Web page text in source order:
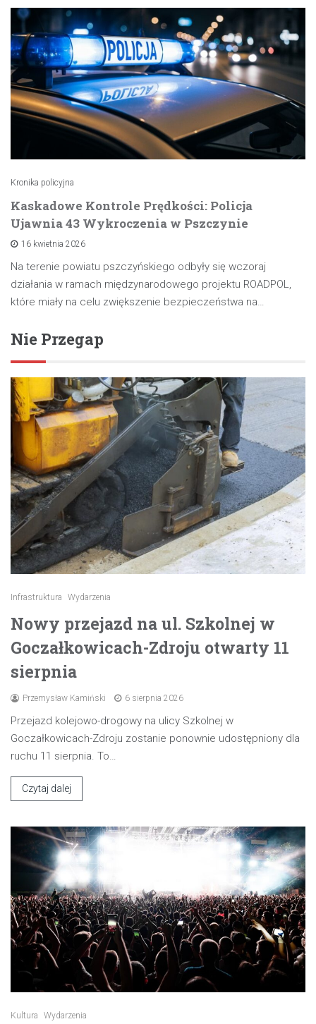
Kronika policyjna
Kaskadowe Kontrole Prędkości: Policja
Ujawnia 43 Wykroczenia w Pszczynie
16 kwietnia 2026
Na terenie powiatu pszczyńskiego odbyły się wczoraj
działania w ramach międzynarodowego projektu ROADPOL,
które miały na celu zwiększenie bezpieczeństwa na…
Nie Przegap
Infrastruktura Wydarzenia
Nowy przejazd na ul. Szkolnej w
Goczałkowicach-Zdroju otwarty 11
sierpnia
Przemysław Kamiński 6 sierpnia 2026
Przejazd kolejowo-drogowy na ulicy Szkolnej w
Goczałkowicach-Zdroju zostanie ponownie udostępniony dla
ruchu 11 sierpnia. To…
Czytaj dalej
Kultura Wydarzenia